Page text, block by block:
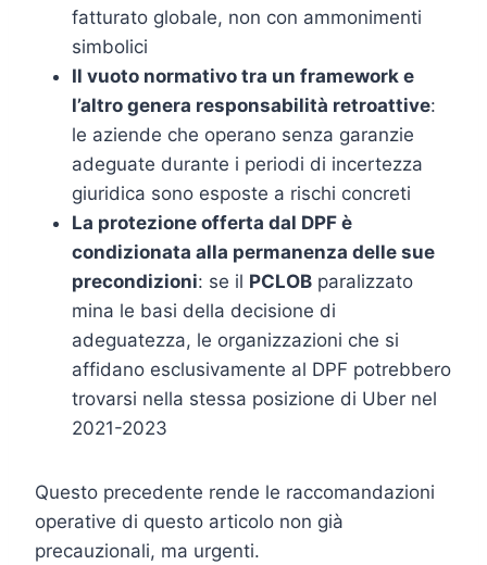
fatturato globale, non con ammonimenti
simbolici
Il vuoto normativo tra un framework e
l’altro genera responsabilità retroattive:
le aziende che operano senza garanzie
adeguate durante i periodi di incertezza
giuridica sono esposte a rischi concreti
La protezione offerta dal DPF è
condizionata alla permanenza delle sue
precondizioni: se il PCLOB paralizzato
mina le basi della decisione di
adeguatezza, le organizzazioni che si
affidano esclusivamente al DPF potrebbero
trovarsi nella stessa posizione di Uber nel
2021-2023
Questo precedente rende le raccomandazioni
operative di questo articolo non già
precauzionali, ma urgenti.